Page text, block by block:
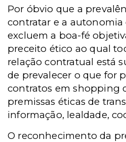
Por óbvio que a
contratar e a autonomia
excluem a boa-fé
preceito ético ao qual
relação contratual está
de prevalecer o que for
contratos em shopping
premissas éticas de
informação, lealdade,
O reconhecimento da